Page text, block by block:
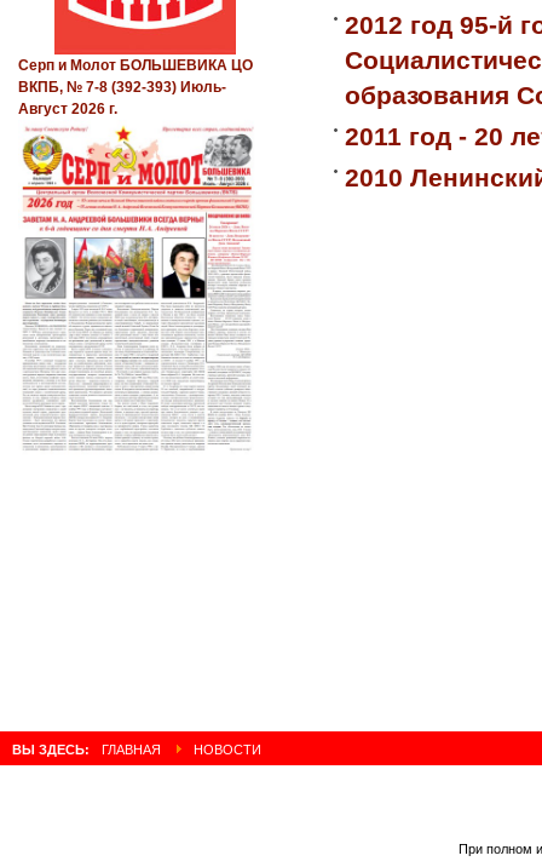
2012 год 95-й
образования
2011 год - 20
2010
Серп и Молот БОЛЬШЕВИКА ЦО
ВКПБ, № 7-8 (392-393) Июль-
Август 2026 г.
ВЫ ЗДЕСЬ: ГЛАВНАЯ НОВОСТИ
При полном